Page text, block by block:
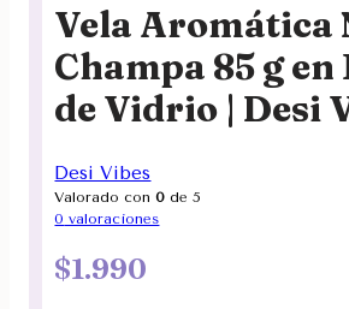
Vela Aromática
Champa 85 g en
de Vidrio | Desi
Desi Vibes
Valorado con0 de 5
0 valoraciones
$1.990